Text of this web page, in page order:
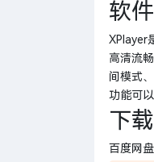
软
XPlayer
高清流
间模式
功能可
下
百度网盘